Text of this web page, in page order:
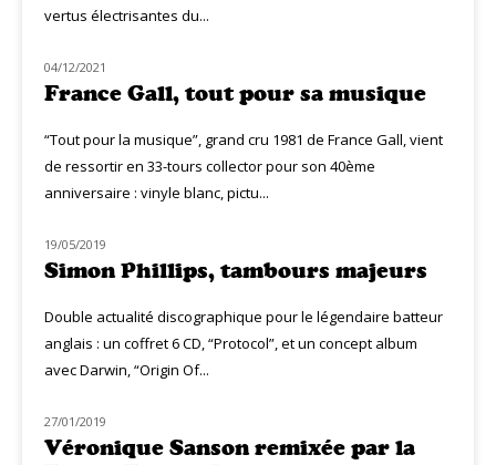
vertus électrisantes du...
NOUVEAUTÉS
04/12/2021
France Gall, tout pour sa musique
“Tout pour la musique”, grand cru 1981 de France Gall, vient
de ressortir en 33-tours collector pour son 40ème
anniversaire : vinyle blanc, pictu...
NOUVEAUTÉS
19/05/2019
Simon Phillips, tambours majeurs
Double actualité discographique pour le légendaire batteur
anglais : un coffret 6 CD, “Protocol”, et un concept album
avec Darwin, “Origin Of...
MUZIQ NEWS
27/01/2019
Véronique Sanson remixée par la